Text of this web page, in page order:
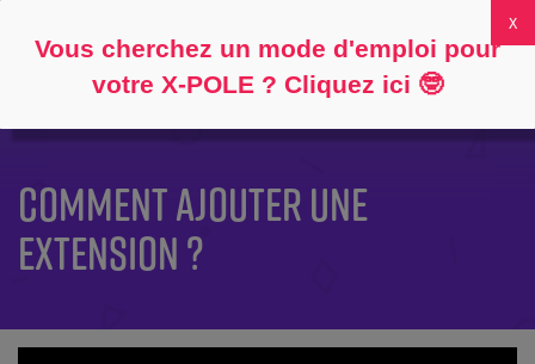
0
COMMENT AJOUTER UNE
EXTENSION ?
Vous cherchez un mode d'emploi pour
votre X-POLE ? Cliquez ici 🤓